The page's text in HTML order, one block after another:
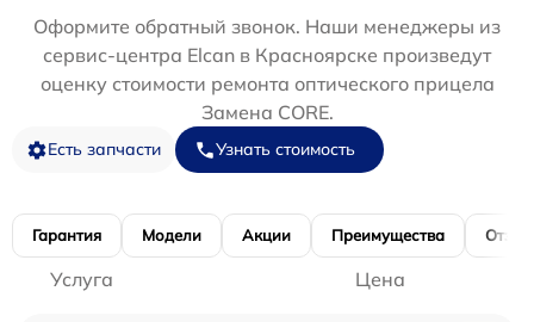
Оформите обратный звонок. Наши менеджеры из
сервис-центра Elcan в Красноярске произведут
оценку стоимости ремонта оптического прицела
Замена CORE.
Есть запчасти Узнать стоимость
Гарантия Модели Акции Преимущества
Услуга Цена